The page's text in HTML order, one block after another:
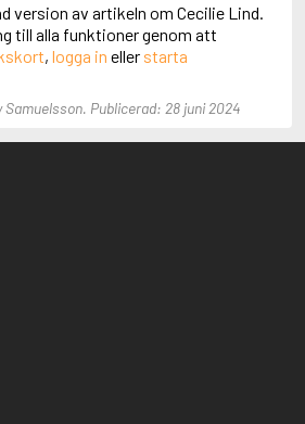
version av artikeln om Cecilie Lind.
till alla funktioner genom att
, logga in eller starta
Publicerad: 28 juni 2024